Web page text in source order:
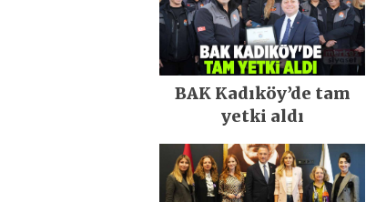
BAK Kadıköy’de tam
yetki aldı